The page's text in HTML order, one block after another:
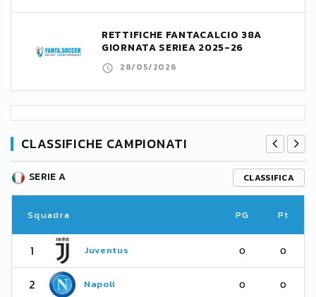
RETTIFICHE FANTACALCIO 38A
GIORNATA SERIEA 2025-26
28/05/2026
CLASSIFICHE CAMPIONATI
SERIE A CLASSIFICA
Squadra PG Pt
1 Juventus 0 0
2 Napoli 0 0